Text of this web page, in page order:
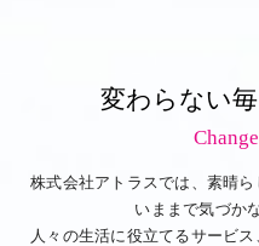
変わらない
株式会社アトラスでは、素晴ら
いままで気づか
人々の生活に役立てるサービ